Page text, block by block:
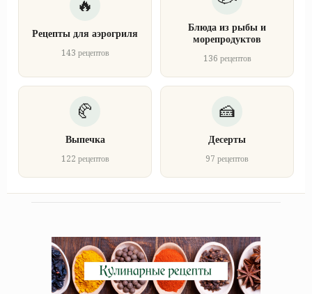
Рецепты для аэрогриля
143 рецептов
Блюда из рыбы и
морепродуктов
136 рецептов
Выпечка
122 рецептов
Десерты
97 рецептов